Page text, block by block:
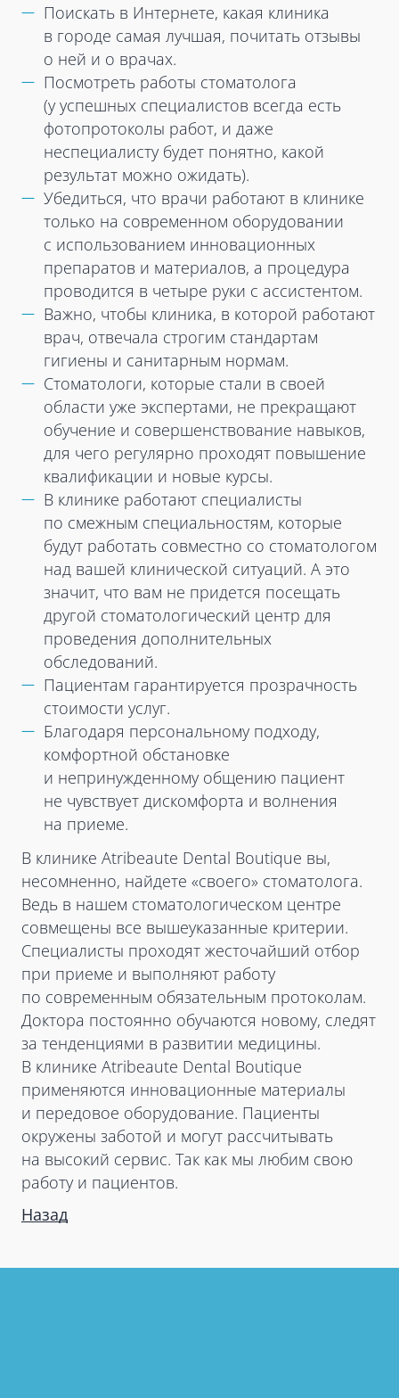
Поискать в Интернете, какая клиника
в городе самая лучшая, почитать отзывы
о ней и о врачах.
Посмотреть работы стоматолога
(у успешных специалистов всегда есть
фотопротоколы работ, и даже
неспециалисту будет понятно, какой
результат можно ожидать).
Убедиться, что врачи работают в клинике
только на современном оборудовании
с использованием инновационных
препаратов и материалов, а процедура
проводится в четыре руки с ассистентом.
Важно, чтобы клиника, в которой работают
врач, отвечала строгим стандартам
гигиены и санитарным нормам.
Стоматологи, которые стали в своей
области уже экспертами, не прекращают
обучение и совершенствование навыков,
для чего регулярно проходят повышение
квалификации и новые курсы.
В клинике работают специалисты
по смежным специальностям, которые
будут работать совместно со стоматологом
над вашей клинической ситуаций. А это
значит, что вам не придется посещать
другой стоматологический центр для
проведения дополнительных
обследований.
Пациентам гарантируется прозрачность
стоимости услуг.
Благодаря персональному подходу,
комфортной обстановке
и непринужденному общению пациент
не чувствует дискомфорта и волнения
на приеме.
В клинике Atribeaute Dental Boutique вы,
несомненно, найдете «своего» стоматолога.
Ведь в нашем стоматологическом центре
совмещены все вышеуказанные критерии.
Специалисты проходят жесточайший отбор
при приеме и выполняют работу
по современным обязательным протоколам.
Доктора постоянно обучаются новому, следят
за тенденциями в развитии медицины.
В клинике Atribeaute Dental Boutique
применяются инновационные материалы
и передовое оборудование. Пациенты
окружены заботой и могут рассчитывать
на высокий сервис. Так как мы любим свою
работу и пациентов.
Назад